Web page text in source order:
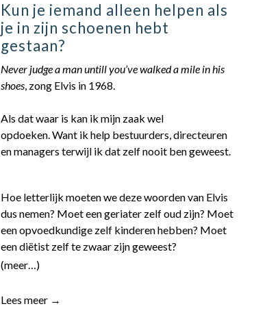
Kun je iemand alleen helpen als
je in zijn schoenen hebt
gestaan?
Never judge a man untill you’ve walked a mile in his
shoes, zong Elvis in 1968.
Als dat waar is kan ik mijn zaak wel
opdoeken. Want ik help bestuurders, directeuren
en managers terwijl ik dat zelf nooit ben geweest.
Hoe letterlijk moeten we deze woorden van Elvis
dus nemen? Moet een geriater zelf oud zijn? Moet
een opvoedkundige zelf kinderen hebben? Moet
een diëtist zelf te zwaar zijn geweest?
(meer…)
Lees meer →